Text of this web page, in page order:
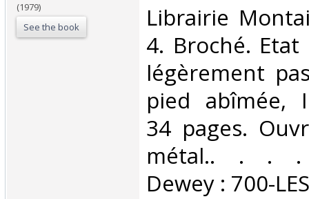
(1979)
See the book
‎Librairie
4. Broché. Etat
légèrement
pied abîmée,
34 pages.
métal.. . . .
Dewey : 700-